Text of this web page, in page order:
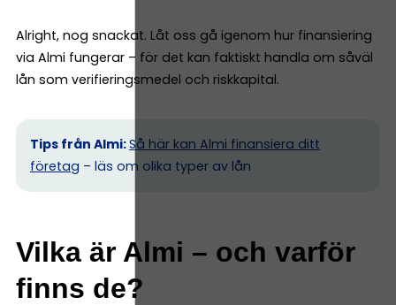
Alright, nog snackat. Låt oss gå igenom hur finansiering
via Almi fungerar – för det kan faktiskt handla om såväl
lån som verifieringsmedel och riskkapital.
Tips från Almi:Så här kan Almi finansiera ditt
företag – läs om olika typer av lån
Vilka är Almi – och varför
finns de?